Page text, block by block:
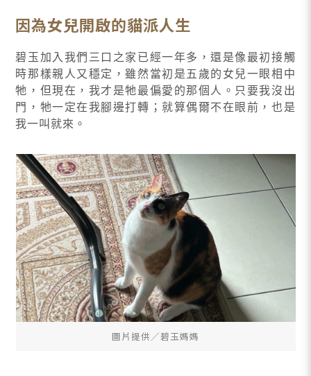
因為女兒開啟的貓派人生
碧玉加入我們三口之家已經一年多，還是像最初接觸
時那樣親人又穩定，雖然當初是五歲的女兒一眼相中
牠，但現在，我才是牠最偏愛的那個人。只要我沒出
門，牠一定在我腳邊打轉；就算偶爾不在眼前，也是
我一叫就來。
圖片提供∕碧玉媽媽